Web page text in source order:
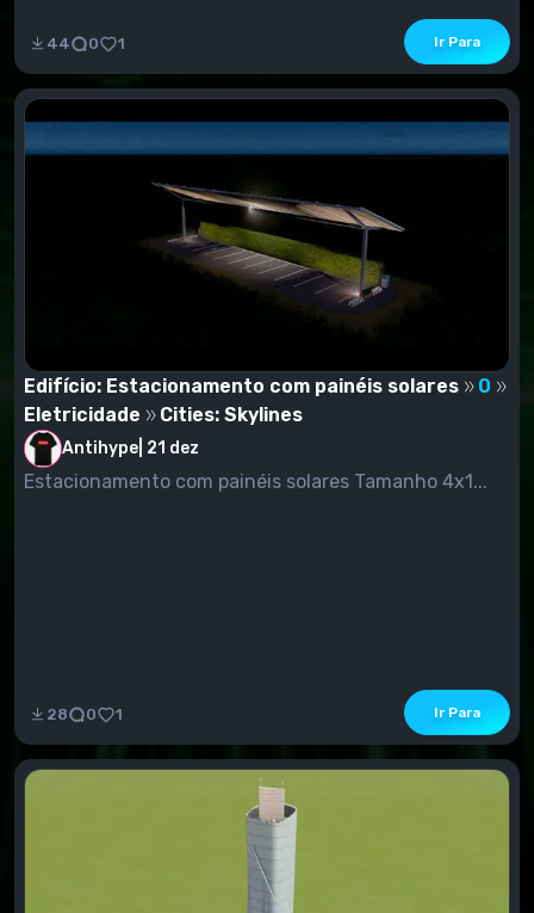
44 0 1 Ir Para
Edifício: Estacionamento com painéis solares
0
Eletricidade
Cities: Skylines
Antihype 21 dez
Estacionamento com painéis solares Tamanho 4x1...
28 0 1 Ir Para